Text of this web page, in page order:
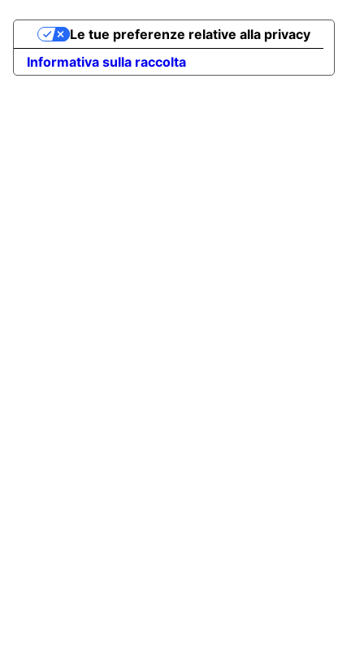
Informativa sulla raccolta
Le tue preferenze relative alla privacy